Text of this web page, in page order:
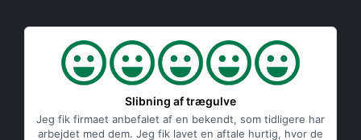
Slibning af trægulve
Jeg fik firmaet anbefalet af en bekendt, som tidligere har
arbejdet med dem. Jeg fik lavet en aftale hurtig, hvor de